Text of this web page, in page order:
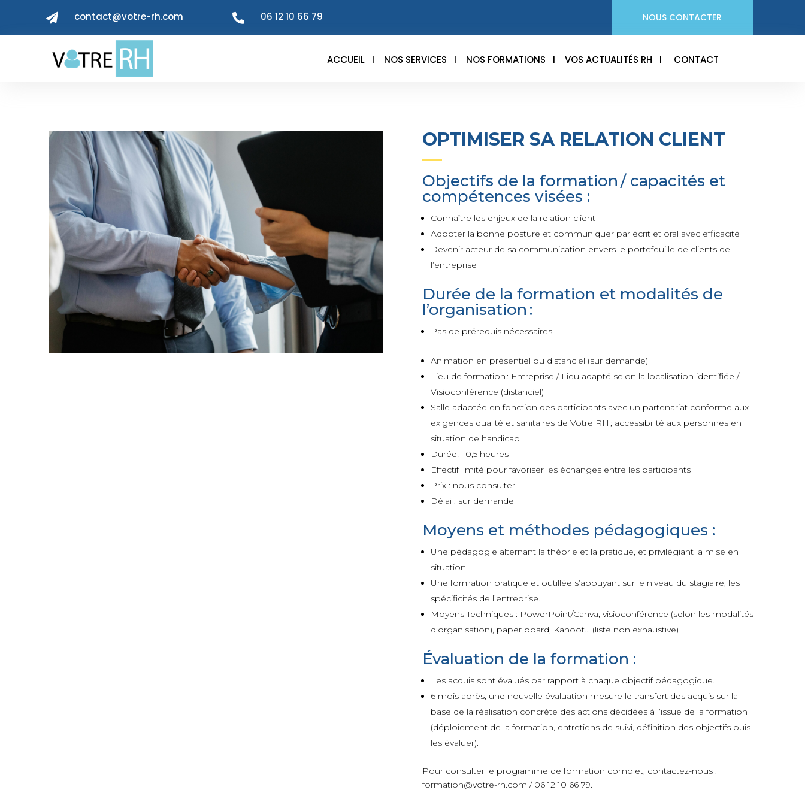
 contact@votre-rh.com  06 12 10 66 79 NOUS CONTACTER
ACCUEILI NOS SERVICES I NOS FORMATIONS I VOS ACTUALITÉS RH I CONTACT
OPTIMISER SA RELATION CLIENT
Objectifs de la formation / capacités et
compétences visées :
Connaître les enjeux de la relation client
Adopter la bonne posture et communiquer par écrit et oral avec efficacité
Devenir acteur de sa communication envers le portefeuille de clients de
l’entreprise
Durée de la formation et modalités de
l’organisation :
Pas de prérequis nécessaires
Animation en présentiel ou distanciel (sur demande)
Lieu de formation : Entreprise / Lieu adapté selon la localisation identifiée /
Visioconférence (distanciel)
Salle adaptée en fonction des participants avec un partenariat conforme aux
exigences qualité et sanitaires de Votre RH ; accessibilité aux personnes en
situation de handicap
Durée : 10,5 heures
Effectif limité pour favoriser les échanges entre les participants
Prix : nous consulter
Délai : sur demande
Moyens et méthodes pédagogiques :
Une pédagogie alternant la théorie et la pratique, et privilégiant la mise en
situation.
Une formation pratique et outillée s’appuyant sur le niveau du stagiaire, les
spécificités de l’entreprise.
Moyens Techniques : PowerPoint/Canva, visioconférence (selon les modalités
d’organisation), paper board, Kahoot… (liste non exhaustive)
Évaluation de la formation :
Les acquis sont évalués par rapport à chaque objectif pédagogique.
6 mois après, une nouvelle évaluation mesure le transfert des acquis sur la
base de la réalisation concrète des actions décidées à l’issue de la formation
(déploiement de la formation, entretiens de suivi, définition des objectifs puis
les évaluer).
Pour consulter le programme de formation complet, contactez-nous :
formation@votre-rh.com / 06 12 10 66 79.